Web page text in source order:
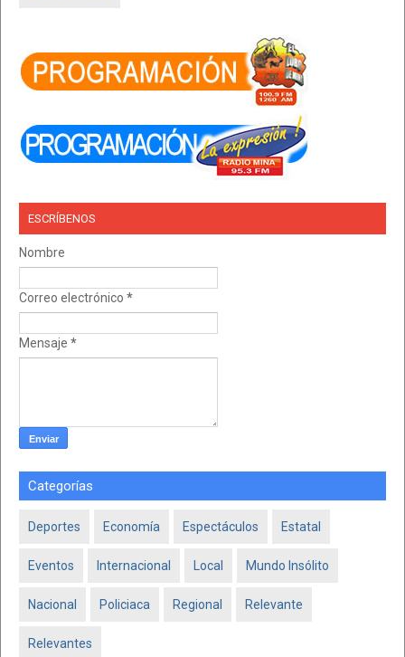
ESCRÍBENOS
Nombre
Correo electrónico *
Mensaje *
Categorías
Deportes Economía Espectáculos Estatal
Eventos Internacional Local Mundo Insólito
Nacional Policiaca Regional Relevante
Relevantes